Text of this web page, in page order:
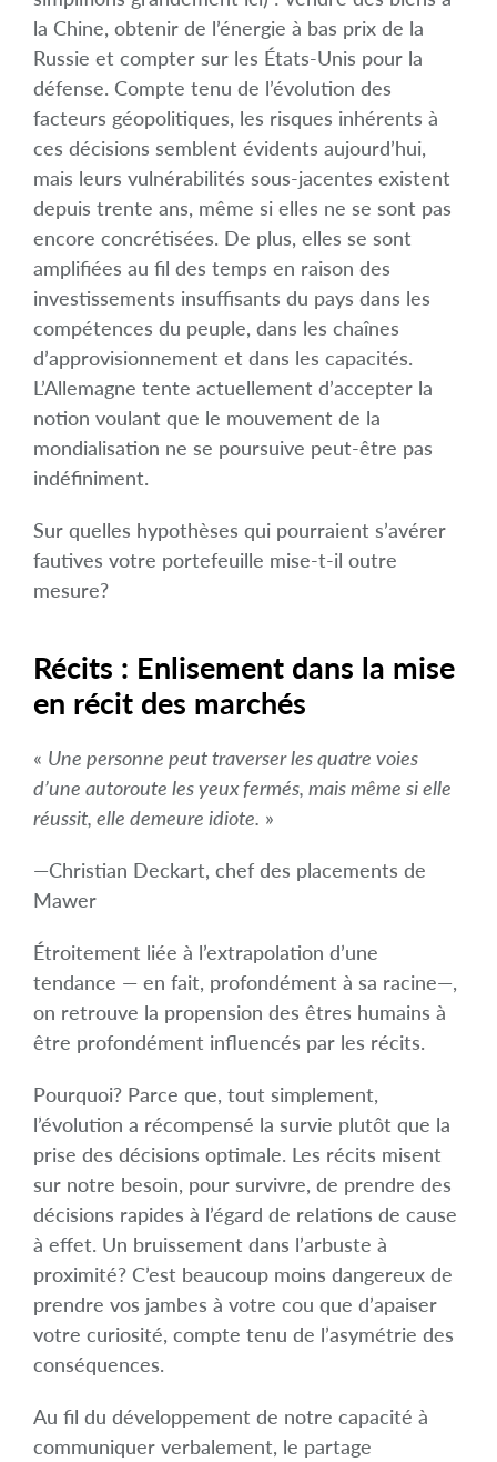
la Chine, obtenir de l’énergie à bas prix de la
Russie et compter sur les États-Unis pour la
défense. Compte tenu de l’évolution des
facteurs géopolitiques, les risques inhérents à
ces décisions semblent évidents aujourd’hui,
mais leurs vulnérabilités sous-jacentes existent
depuis trente ans, même si elles ne se sont pas
encore concrétisées. De plus, elles se sont
amplifiées au fil des temps en raison des
investissements insuffisants du pays dans les
compétences du peuple, dans les chaînes
d’approvisionnement et dans les capacités.
L’Allemagne tente actuellement d’accepter la
notion voulant que le mouvement de la
mondialisation ne se poursuive peut-être pas
indéfiniment.
Sur quelles hypothèses qui pourraient s’avérer
fautives votre portefeuille mise-t-il outre
mesure?
Récits : Enlisement dans la mise
en récit des marchés
« Une personne peut traverser les quatre voies
d’une autoroute les yeux fermés, mais même si elle
réussit, elle demeure idiote. »
—Christian Deckart, chef des placements de
Mawer
Étroitement liée à l’extrapolation d’une
tendance — en fait, profondément à sa racine—,
on retrouve la propension des êtres humains à
être profondément influencés par les récits.
Pourquoi? Parce que, tout simplement,
l’évolution a récompensé la survie plutôt que la
prise des décisions optimale. Les récits misent
sur notre besoin, pour survivre, de prendre des
décisions rapides à l’égard de relations de cause
à effet. Un bruissement dans l’arbuste à
proximité? C’est beaucoup moins dangereux de
prendre vos jambes à votre cou que d’apaiser
votre curiosité, compte tenu de l’asymétrie des
conséquences.
Au fil du développement de notre capacité à
communiquer verbalement, le partage